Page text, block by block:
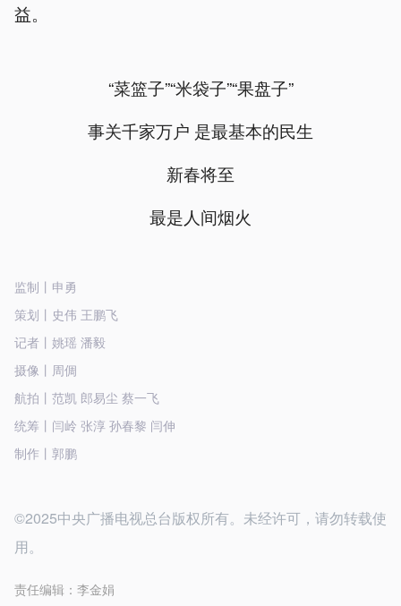
益。
“菜篮子”“米袋子”“果盘子”
事关千家万户 是最基本的民生
新春将至
最是人间烟火
监制丨申勇
策划丨史伟 王鹏飞
记者丨姚瑶 潘毅
摄像丨周倜
航拍丨范凯 郎易尘 蔡一飞
统筹丨闫岭 张淳 孙春黎 闫伸
制作丨郭鹏
©2025中央广播电视总台版权所有。未经许可，请勿转载使
用。
责任编辑： 李金娟